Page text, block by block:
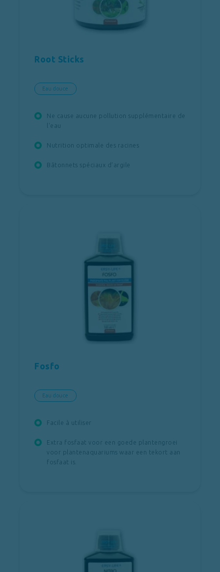
Root Sticks
Eau douce
Ne cause aucune pollution supplémentaire de
l'eau
Nutrition optimale des racines
Bâtonnets spéciaux d’argile
Fosfo
Eau douce
Facile à utiliser
Extra fosfaat voor een goede plantengroei
voor plantenaquariums waar een tekort aan
fosfaat is.